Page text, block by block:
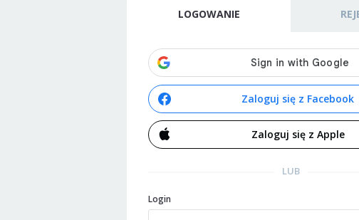
LOGOWANIE
Zaloguj się z Facebook
Zaloguj się z Apple
LUB
Login